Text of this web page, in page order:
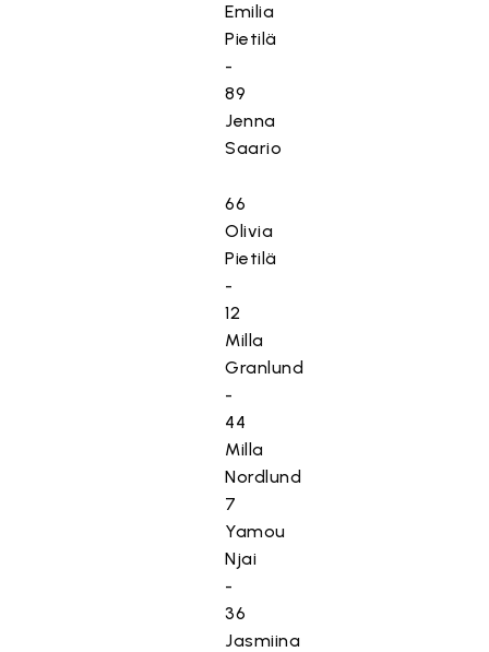
Emilia
Pietilä
-
89
Jenna
Saario
66
Olivia
Pietilä
-
12
Milla
Granlund
-
44
Milla
Nordlund
7
Yamou
Njai
-
36
Jasmiina